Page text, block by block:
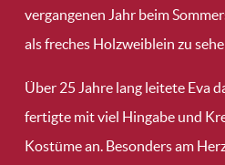
vergangenen Jahr beim
als freches Holzweiblein zu
Über 25 Jahre lang leitete Eva
fertigte mit viel Hingabe und
Kostüme an. Besonders am